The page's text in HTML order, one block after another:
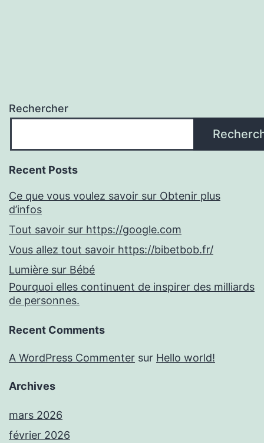
Rechercher
Recent Posts
Ce que vous voulez savoir sur Obtenir plus
d’infos
Tout savoir sur https://google.com
Vous allez tout savoir https://bibetbob.fr/
Lumière sur Bébé
Pourquoi elles continuent de inspirer des milliards
de personnes.
Recent Comments
A WordPress Commenter sur Hello world!
Archives
mars 2026
février 2026